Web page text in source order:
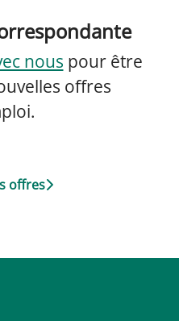
nous pour être
offres
offres